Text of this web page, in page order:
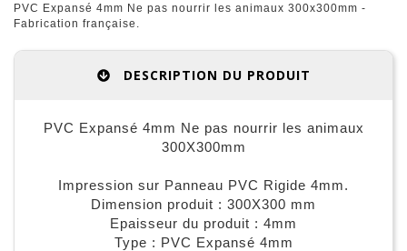
PVC Expansé 4mm Ne pas nourrir les animaux 300x300mm -
Fabrication française.
DESCRIPTION DU PRODUIT
PVC Expansé 4mm Ne pas nourrir les animaux
300X300mm
Impression sur Panneau PVC Rigide 4mm.
Dimension produit : 300X300 mm
Epaisseur du produit : 4mm
Type : PVC Expansé 4mm